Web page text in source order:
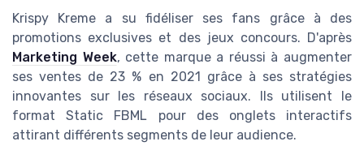
Krispy Kreme a su fidéliser ses fans grâce à des
promotions exclusives et des jeux concours. D'après
Marketing Week, cette marque a réussi à augmenter
ses ventes de 23 % en 2021 grâce à ses stratégies
innovantes sur les réseaux sociaux. Ils utilisent le
format Static FBML pour des onglets interactifs
attirant différents segments de leur audience.